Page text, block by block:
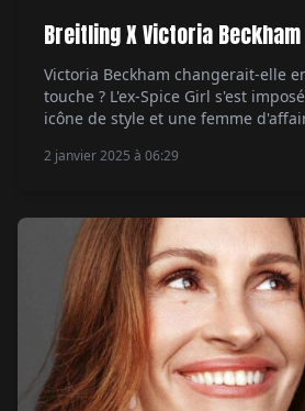
Breitling X Victoria Beckham
Victoria Beckham changerait-elle
touche ? L'ex-Spice Girl s'est
icône de style et une femme
la beauté en passant par les
2 janvier 2025 à 06:29